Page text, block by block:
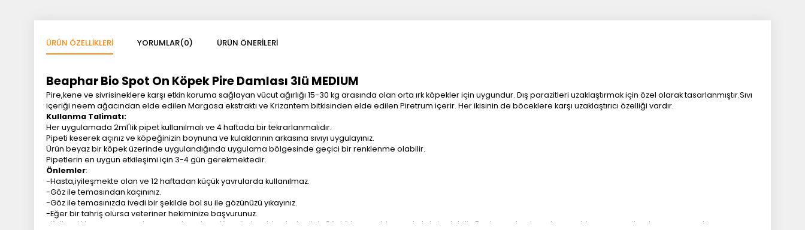
ÜRÜN ÖZELLIKLERI YORUMLAR(0) ÜRÜN ÖNERILERI
Beaphar Bio Spot On Köpek Pire Damlası 3lü MEDIUM
Pire,kene ve sivrisineklere karşı etkin koruma sağlayan vücut ağırlığı 15-30 kg arasında olan orta ırk köpekler için uygundur. Dış parazitleri uzaklaştırmak için özel olarak tasarlanmıştır.Sıvı
içeriği neem ağacından elde edilen Margosa ekstraktı ve Krizantem bitkisinden elde edilen Piretrum içerir. Her ikisinin de böceklere karşı uzaklaştırıcı özelliği vardır.
Kullanma Talimatı:
Her uygulamada 2ml'lik pipet kullanılmalı ve 4 haftada bir tekrarlanmalıdır.
Pipeti keserek açınız ve köpeğinizin boynuna ve kulaklarının arkasına sıvıyı uygulayınız.
Ürün beyaz bir köpek üzerinde uygulandığında uygulama bölgesinde geçici bir renklenme olabilir.
Pipetlerin en uygun etkileşimi için 3-4 gün gerekmektedir.
Önlemler:
-Hasta,iyileşmekte olan ve 12 haftadan küçük yavrularda kullanılmaz.
-Göz ile temasından kaçınınız.
-Göz ile temasınızda ivedi bir şekilde bol su ile gözünüzü yıkayınız.
-Eğer bir tahriş olursa veteriner hekiminize başvurunuz.
-Kullandıktan sonra uygulama yapılan alanı düzenli olarak kontrol ediniz.Çünkü hassas bir yapıda tahriş olabilir. Bu durumda alanın hassas bir şampuan ile yıkanması gerekir..